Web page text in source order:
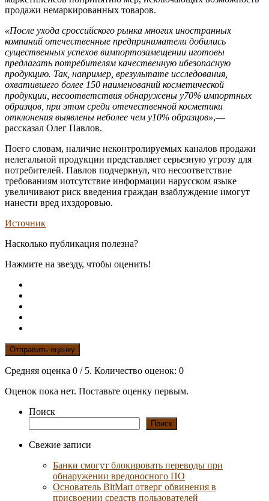
продажи немаркированных товаров.
«После ухода сроссийского рынка многих иностранных
компаний отечественные предприниматели добились
существенных успехов вимпортозамещении иготовы
предлагать потребителям качественную ибезопасную
продукцию. Так, например, врезультате исследования,
охватившего более 150 наименований косметической
продукции, несоответствия обнаружены у70% импортных
образцов, при этом среди отечественной косметики
отклонения выявлены неболее чем у10% образцов»,—
рассказал Олег Павлов.
Поего словам, наличие неконтролируемых каналов продажи
нелегальной продукции представляет серьезную угрозу для
потребителей. Павлов подчеркнул, что несоответствие
требованиям иотсутствие информации нарусском языке
увеличивают риск введения граждан взаблуждение имогут
нанести вред ихздоровью.
Источник
Насколько публикация полезна?
Нажмите на звезду, чтобы оценить!
Отправить оценку
Средняя оценка 0 / 5. Количество оценок: 0
Оценок пока нет. Поставьте оценку первым.
Поиск
Поиск
Свежие записи
Банки смогут блокировать переводы при
обнаружении вредоносного ПО
Основатель BitMart отверг обвинения в
присвоении средств пользователей